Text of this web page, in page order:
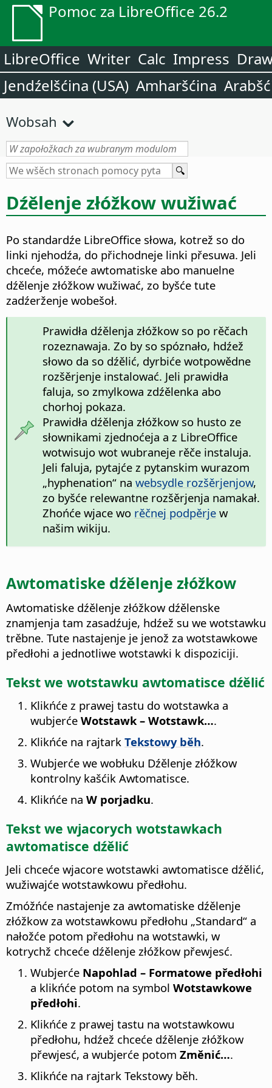
Pomoc za LibreOffice 26.2
LibreOffice Writer Calc Impress
Jendźelšćina (USA) Amharšćina
Wobsah
Dźělenje złóžkow wužiwać
Po standardźe LibreOffice słowa, kotrež so do
linki njehodźa, do přichodneje linki přesuwa. Jeli
chceće, móžeće awtomatiske abo manuelne
dźělenje złóžkow wužiwać, zo byšće tute
zadźerženje wobešoł.
Prawidła dźělenja złóžkow so po rěčach
rozeznawaja. Zo by so spóznało, hdźež
słowo da so dźělić, dyrbiće wotpowědne
rozšěrjenje instalować. Jeli prawidła
faluja, so zmylkowa zdźělenka abo
chorhoj pokaza.
Prawidła dźělenja złóžkow so husto ze
słownikami zjednoćeja a z LibreOffice
wotwisujo wot wubraneje rěče instaluja.
Jeli faluja, pytajće z pytanskim wurazom
„hyphenation“ na websydle rozšěrjenjow,
zo byšće relewantne rozšěrjenja namakał.
Zhońće wjace wo rěčnej podpěrjew
našim wikiju.
Awtomatiske dźělenje złóžkow
Awtomatiske dźělenje złóžkow dźělenske
znamjenja tam zasadźuje, hdźež su we wotstawku
trěbne. Tute nastajenje je jenož za wotstawkowe
předłohi a jednotliwe wotstawki k dispoziciji.
Tekst we wotstawku awtomatisce dźělić
Klikńće z prawej tastu do wotstawka a
wubjerće Wotstawk – Wotstawk….
Klikńće na rajtark Tekstowy běh.
Wubjerće we wobłuku Dźělenje złóžkow
kontrolny kašćik Awtomatisce.
Klikńće na W porjadku.
Tekst we wjacorych wotstawkach
awtomatisce dźělić
Jeli chceće wjacore wotstawki awtomatisce dźělić,
wužiwajće wotstawkowu předłohu.
Zmóžńće nastajenje za awtomatiske dźělenje
złóžkow za wotstawkowu předłohu „Standard“ a
nałožće potom předłohu na wotstawki, w
kotrychž chceće dźělenje złóžkow přewjesć.
Wubjerće Napohlad – Formatowe předłohi
a klikńće potom na symbol Wotstawkowe
předłohi.
Klikńće z prawej tastu na wotstawkowu
předłohu, hdźež chceće dźělenje złóžkow
přewjesć, a wubjerće potom Změnić….
Klikńće na rajtark Tekstowy běh.